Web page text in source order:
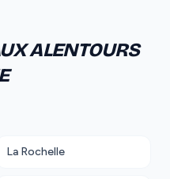
ALENTOURS
La Rochelle